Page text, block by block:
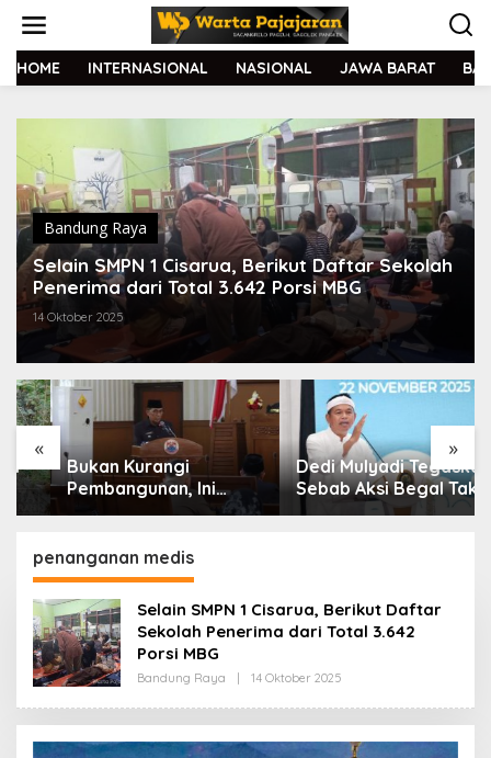
t
HOME INTERNASIONAL NASIONAL JAWA BARAT
Bandung Raya
Selain SMPN 1 Cisarua, Berikut Daftar Sekolah
Penerima dari Total 3.642 Porsi MBG
14 Oktober 2025
« »
Bukan Kurangi
Pembangunan, Ini
Alasan Pemkot Cimahi
Belanja Daerah
Dedi Mulyadi Tegaskan
Sebab Aksi Begal Tak
Boleh Hanya Dikaitkan
penanganan medis
Selain SMPN 1 Cisarua, Berikut Daftar
Sekolah Penerima dari Total 3.642
Porsi MBG
Bandung Raya 14 Oktober 2025
E
H
R